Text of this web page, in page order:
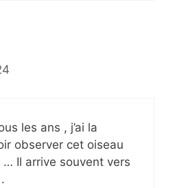
les ans , j’ai la
observer cet oiseau
Il arrive souvent vers